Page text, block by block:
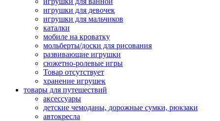
игрушки для девочек
игрушки для мальчиков
каталки
мобиле на кроватку
мольберты/доски для рисования
развивающие игрушки
сюжетно-ролевые игры
Товар отсутствует
хранение игрушек
товары для путешествий
аксессуары
детские чемоданы, дорожные сумки, рюкзаки
автокресла